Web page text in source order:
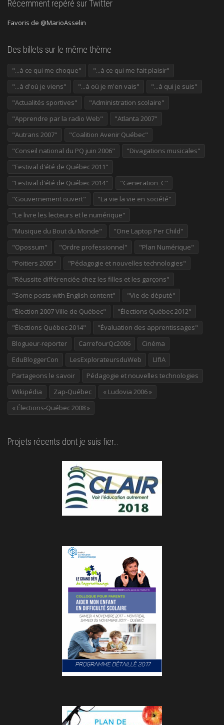
Récemment repéré sur Twitter
Favoris de @MarioAsselin
Des billets sur le même thème
"...à ce qui me choque"
"...à ce qui me fait plaisir"
"...à d'où je viens"
"...à où je m'en vais"
"...à qui je suis"
"Actualités sportives"
"Administration scolaire"
"Apprendre par la radio Web"
"Atlanta 2007"
"Autrans 2007"
"Coalition Avenir Québec"
"Conseil national du PQ juin 2006"
"Divagations musicales"
"Festival d'été de Québec 2011"
"Festival d'été de Québec 2014"
"Generation_C"
"Gouvernement ouvert"
"La vie la vie en société"
"Le livre les lecteurs et le numérique"
"Musique du Bout du Monde"
"One Laptop Per Child"
"Opossum"
"Ordre professionnel"
"Plan Numérique"
"Poitiers 2005"
"Pédagogie et nouvelles technologies"
"Réussite différenciée chez les filles et les garçons"
"Some posts with English content"
"Vie de député"
"Élection 2007 Ville de Québec"
"Élections Québec 2012"
"Élections Québec 2014"
"Évaluation des apprentissages"
Blogueur-reporter
CarrefourQc2006
Cinéma
EduBloggerCon
LesExplorateursduWeb
LIfIA
Partageons le savoir
Pédagogie et nouvelles technologies
Wikipédia
Zap-Québec
« Ludovia 2006 »
« Élections-Québec 2008 »
Projets récents dont je suis fier…